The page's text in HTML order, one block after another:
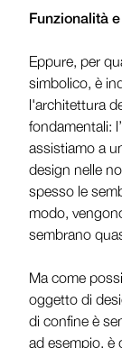
Funzionalità
Eppure, per
simbolico, è
l'architettura
fondamentali:
assistiamo a
design nelle
spesso le
modo,
sembrano
Ma come
oggetto di
di confine è
ad esempio, è